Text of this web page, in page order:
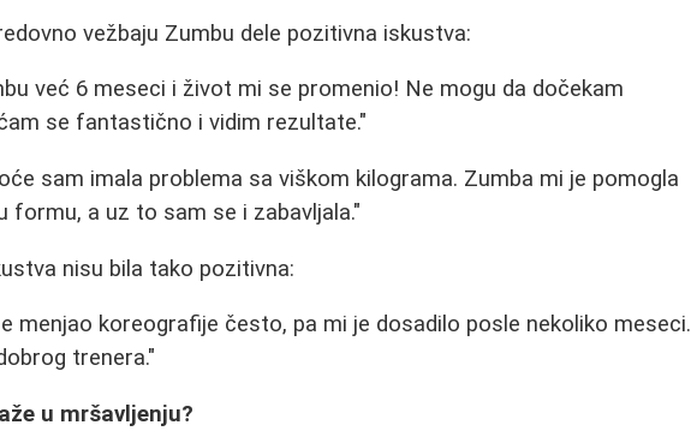
vežbaju Zumbu dele pozitivna iskustva:
već 6 meseci i život mi se promenio! Ne mogu da dočekam
se fantastično i vidim rezultate."
sam imala problema sa viškom kilograma. Zumba mi je pomogla
formu, a uz to sam se i zabavljala."
nisu bila tako pozitivna:
menjao koreografije često, pa mi je dosadilo posle nekoliko meseci.
trenera."
u mršavljenju?